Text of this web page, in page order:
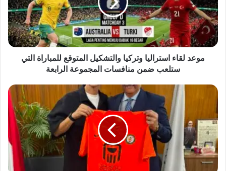
والتشكيل
المتوقع
للمباراة
التي
ستلعب
ضمن
الرابعة
موعد لقاء استراليا وتركيا والتشكيل المتوقع للمباراة التي
ستلعب ضمن منافسات المجموعة الرابعة
رسمياً..
البنك
الأهلي
يضم
علي
حمدي
لثلاثة
مواسم